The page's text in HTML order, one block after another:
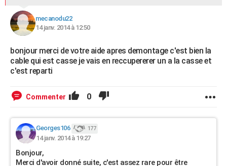
mecanodu22
14 janv. 2014 à 12:50
bonjour merci de votre aide apres demontage c'est bien la
cable qui est casse je vais en reccupererer un a la casse et
c'est reparti
Commenter 0
Georges106 177
14 janv. 2014 à 19:27
Bonjour,
Merci d'avoir donné suite, c'est assez rare pour être